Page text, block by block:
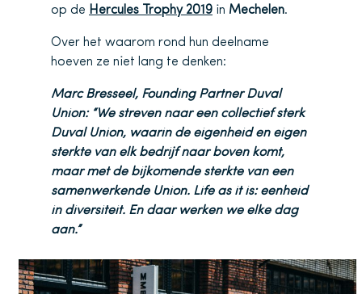
op de Hercules Trophy 2019 in Mechelen.
Over het waarom rond hun deelname
hoeven ze niet lang te denken:
Marc Bresseel, Founding Partner Duval
Union: “We streven naar een collectief sterk
Duval Union, waarin de eigenheid en eigen
sterkte van elk bedrijf naar boven komt,
maar met de bijkomende sterkte van een
samenwerkende Union. Life as it is: eenheid
in diversiteit. En daar werken we elke dag
aan.”